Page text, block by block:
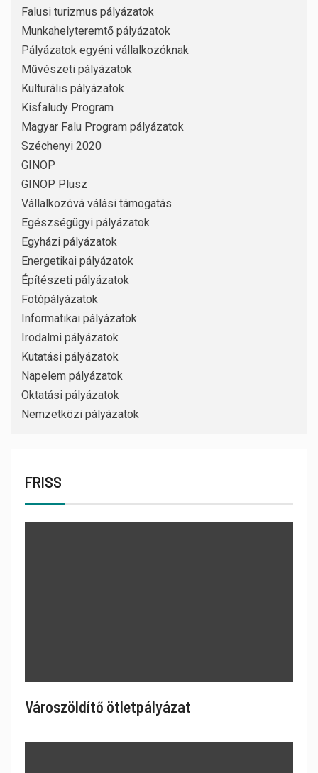
Falusi turizmus pályázatok
Munkahelyteremtő pályázatok
Pályázatok egyéni vállalkozóknak
Művészeti pályázatok
Kulturális pályázatok
Kisfaludy Program
Magyar Falu Program pályázatok
Széchenyi 2020
GINOP
GINOP Plusz
Vállalkozóvá válási támogatás
Egészségügyi pályázatok
Egyházi pályázatok
Energetikai pályázatok
Építészeti pályázatok
Fotópályázatok
Informatikai pályázatok
Irodalmi pályázatok
Kutatási pályázatok
Napelem pályázatok
Oktatási pályázatok
Nemzetközi pályázatok
FRISS
Városzöldítő ötletpályázat